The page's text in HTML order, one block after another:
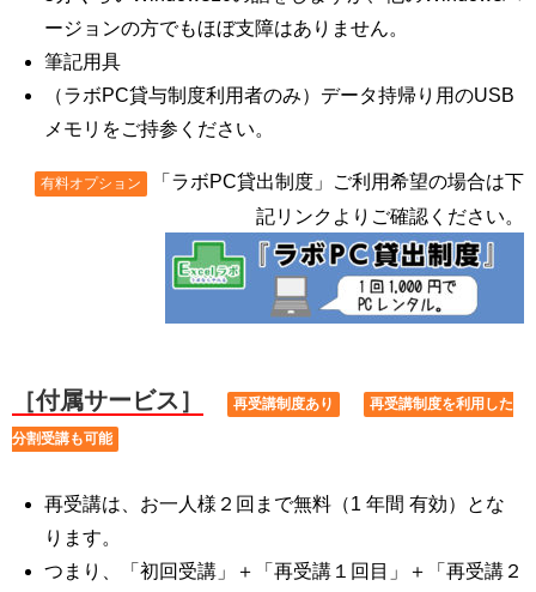
ージョンの方でもほぼ支障はありません。
筆記用具
（ラボPC貸与制度利用者のみ）データ持帰り用のUSB
メモリをご持参ください。
有料オプション
「ラボPC貸出制度」ご利用希望の場合は下
記リンクよりご確認ください。
［付属サービス］ 再受講制度あり 再受講制度を利用した
分割受講も可能
再受講は、お一人様２回まで無料（1 年間 有効）とな
ります。
つまり、「初回受講」＋「再受講１回目」＋「再受講２